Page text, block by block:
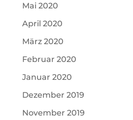
Mai 2020
April 2020
März 2020
Februar 2020
Januar 2020
Dezember 2019
November 2019